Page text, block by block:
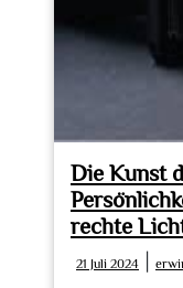
Die Kunst
rechte
21 Juli 2024
Juli